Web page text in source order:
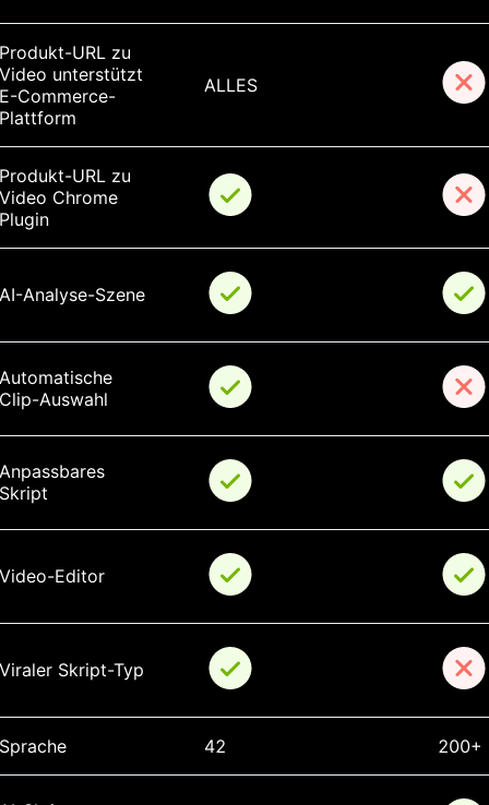
Produkt-URL zu
Video unterstützt
E-Commerce-
Plattform
ALLES
Produkt-URL zu
Video Chrome
Plugin
AI-Analyse-Szene
Automatische
Clip-Auswahl
Anpassbares
Skript
Video-Editor
Viraler Skript-Typ
Sprache 42 200+